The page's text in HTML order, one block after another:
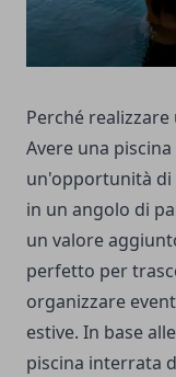
Perché realizzare
Avere una
un'opportunità
in un angolo di
un valore
perfetto per
organizzare
estive. In base
piscina interrata